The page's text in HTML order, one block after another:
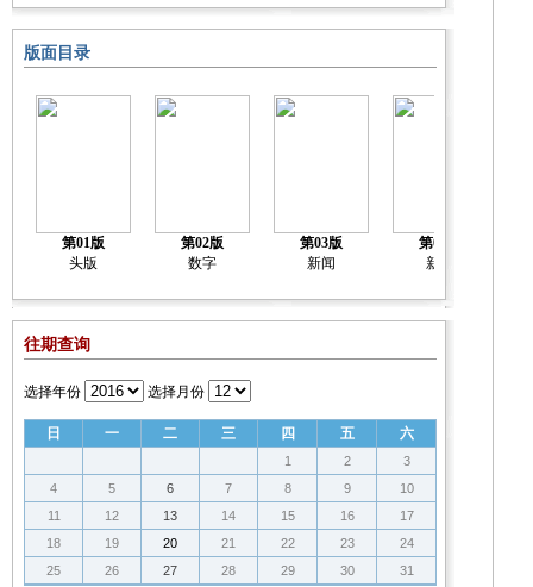
版面目录
第01版
头版
第02版
数字
第03版
新闻
第04版
新闻
往期查询
选择年份 选择月份
日 一 二 三 四 五 六
1 2
3
4
5 6 7 8 9
10
11
12 13 14 15 16
17
18
19 20 21 22 23
24
25
26 27 28 29 30 31